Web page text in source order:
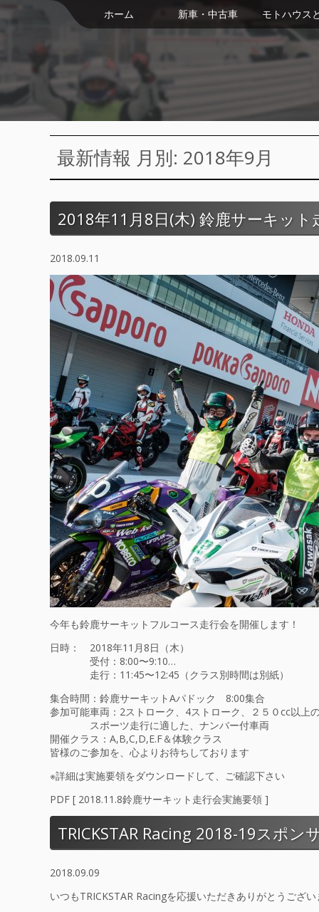
ホーム 新車・中古車 モトハウス
最新情報 月別: 2018年9月
2018年11月8日(木) 鈴鹿サーキット
2018.09.11
今年も鈴鹿サーキットフルコース走行会を開催します！
日時： 2018年11月8日（木）
受付：8:00〜9:10…
走行：11:45〜12:45（クラス別時間は別紙）
集合時間：鈴鹿サーキットAパドック 8:00集合
参加可能車両：2ストローク、4ストローク、２５０cc以上
スポーツ走行に適した、ナンバー付車両
開催クラス：A,B,C,D,E.F＆体験クラス
皆様のご参加を、心よりお待ちしております
※詳細は実施要領をダウンロードして、ご確認下さい
PDF [ 2018.11.8鈴鹿サーキット走行会実施要領 ]
TRICKSTAR Racing 2018-19スポン
2018.09.09
いつもTRICKSTAR Racingを応援いただきありがとうござ